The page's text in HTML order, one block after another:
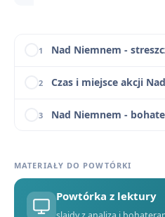
1
2 Czas i miejsce akcji
3 Nad Niemnem -
5 Znaczenie tytułu „Nad
6 Geneza „Nad
MATERIAŁY DO POWTÓRKI
Powtórka z lektury